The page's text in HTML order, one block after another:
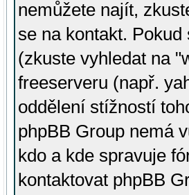
nemůžete najít,
se na kontakt.
(zkuste vyhledat na
freeserveru (např.
oddělení stížností
phpBB Group nemá
kdo a kde spravuje
kontaktovat phpBB